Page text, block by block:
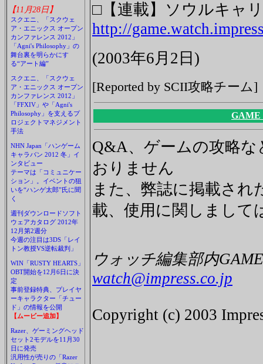
【11月28日】
スクエニ、「スクウェ
ア・エニックス オープン
カンファレンス 2012」
「Agni's Philosophy」の
舞台裏を明らかにす
る“アート編”
スクエニ、「スクウェ
ア・エニックス オープン
カンファレンス 2012」
「FFXIV」や「Agni's
Philosophy」を支えるプ
ロジェクトマネジメント
手法
NHN Japan「ハンゲーム
キャラバン 2012 冬」イ
ンタビュー
テーマは「コミュニケー
ション」。イベントの狙
いを“ハンゲ太郎”氏に聞
く
週刊ダウンロードソフト
ウェアカタログ 2012年
12月第2週分
今週の注目は3DS「レイ
トン教授VS逆転裁判」
WIN「RUSTY HEARTS」
OBT開始を12月6日に決
定
事前登録特典、プレイヤ
ーキャラクター「チュー
ド」の情報を公開
【ムービー追加】
Razer、ゲーミングヘッド
セット2モデルを11月30
日に発売
汎用性が売りの「Razer
□【連載】ソウルキャ
http://
(2003年6月2日)
[Reported by SCII攻略チーム]
GAME
Q&A、ゲームの攻略
おりません
また、弊誌に掲載され
載、使用に関しまして
ウォッチ編集部内
watch@impress.co.jp
Copyright (c) 2003